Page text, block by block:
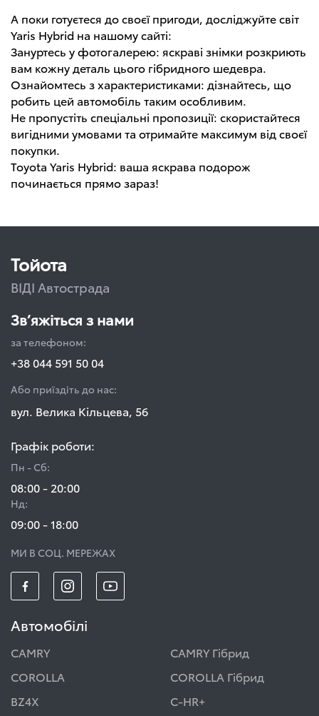
А поки готуєтеся до своєї пригоди, досліджуйте світ
Yaris Hybrid на нашому сайті:
Зануртесь у фотогалерею: яскраві знімки розкриють
вам кожну деталь цього гібридного шедевра.
Ознайомтесь з характеристиками: дізнайтесь, що
робить цей автомобіль таким особливим.
Не пропустіть спеціальні пропозиції: скористайтеся
вигідними умовами та отримайте максимум від своєї
покупки.
Toyota Yaris Hybrid: ваша яскрава подорож
починається прямо зараз!
Тойота
ВІДІ Автострада
Зв’яжіться з нами
за телефоном:
+38 044 591 50 04
Або приїздіть до нас:
вул. Велика Кільцева, 56
Графік роботи:
Пн - Сб:
08:00 - 20:00
Нд:
09:00 - 18:00
МИ В СОЦ. МЕРЕЖАХ
Автомобілі
CAMRY
CAMRY Гібрид
COROLLA
COROLLA Гібрид
BZ4X
C-HR+